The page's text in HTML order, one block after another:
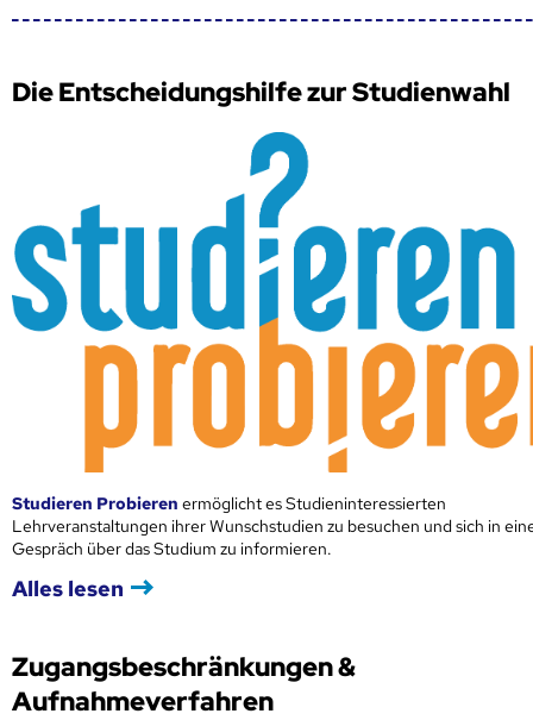
Die Entscheidungshilfe zur Studienwahl
Studieren Probieren ermöglicht es Studieninteressierten
Lehrveranstaltungen ihrer Wunschstudien zu besuchen und sich in
Gespräch über das Studium zu informieren.
Alles lesen
Zugangsbeschränkungen &
Aufnahmeverfahren